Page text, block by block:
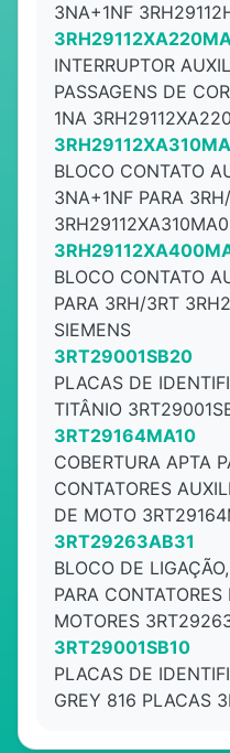
3NA+1NF
INTERRUPTOR
PASSAGENS DE
1NA
BLOCO CONTATO
3NA+1NF PARA
BLOCO CONTATO
PARA 3RH/3RT
SIEMENS
3RT29001SB20
PLACAS DE
TITÂNIO
3RT29164MA10
COBERTURA APTA
CONTATORES
DE MOTO
3RT29263AB31
BLOCO DE
PARA
MOTORES
3RT29001SB10
PLACAS DE
GREY 816 PLACAS